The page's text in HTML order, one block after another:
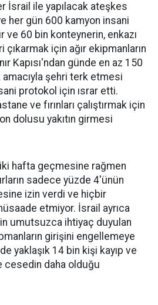
İsrail ile yapılacak ateşkes
her gün 600 kamyon insani
ve 60 bin konteynerin, enkazı
için ağır ekipmanların
Kapısı'ndan günde en az 150
amacıyla şehri terk etmesi
protokol için ısrar etti.
ve fırınları çalıştırmak için
dolusu yakıtın girmesi
hafta geçmesine rağmen
sadece yüzde 4'ünün
izin verdi ve hiçbir
etmiyor. İsrail ayrıca
umutsuzca ihtiyaç duyulan
girişini engellemeye
yaklaşık 14 bin kişi kayıp ve
cesedin daha olduğu